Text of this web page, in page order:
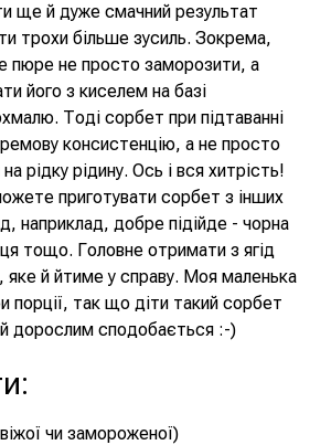
ще й дуже смачний результат
трохи більше зусиль. Зокрема,
пюре не просто заморозити, а
його з киселем на базі
Тоді сорбет при підтаванні
консистенцію, а не просто
рідку рідину. Ось і вся хитрість!
приготувати сорбет з інших
наприклад, добре підійде - чорна
тощо. Головне отримати з ягід
яке й йтиме у справу. Моя маленька
порції, так що діти такий сорбет
й дорослим сподобається :-)
:
чи замороженої)